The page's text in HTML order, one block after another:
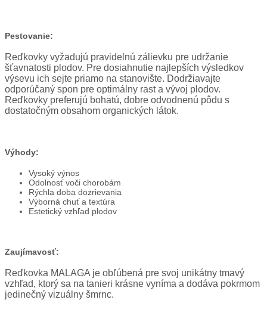
Pestovanie:
Reďkovky vyžadujú pravidelnú zálievku pre udržanie
šťavnatosti plodov. Pre dosiahnutie najlepších výsledkov
výsevu ich sejte priamo na stanovište. Dodržiavajte
odporúčaný spon pre optimálny rast a vývoj plodov.
Reďkovky preferujú bohatú, dobre odvodnenú pôdu s
dostatočným obsahom organických látok.
Výhody:
Vysoký výnos
Odolnosť voči chorobám
Rýchla doba dozrievania
Výborná chuť a textúra
Estetický vzhľad plodov
Zaujímavosť:
Reďkovka MALAGA je obľúbená pre svoj unikátny tmavý
vzhľad, ktorý sa na tanieri krásne vyníma a dodáva pokrmom
jedinečný vizuálny šmrnc.